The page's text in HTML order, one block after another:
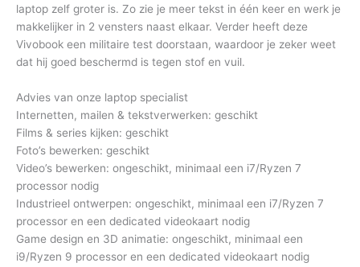
laptop zelf groter is. Zo zie je meer tekst in één keer en werk je
makkelijker in 2 vensters naast elkaar. Verder heeft deze
Vivobook een militaire test doorstaan, waardoor je zeker weet
dat hij goed beschermd is tegen stof en vuil.
Advies van onze laptop specialist
Internetten, mailen & tekstverwerken: geschikt
Films & series kijken: geschikt
Foto’s bewerken: geschikt
Video’s bewerken: ongeschikt, minimaal een i7/Ryzen 7
processor nodig
Industrieel ontwerpen: ongeschikt, minimaal een i7/Ryzen 7
processor en een dedicated videokaart nodig
Game design en 3D animatie: ongeschikt, minimaal een
i9/Ryzen 9 processor en een dedicated videokaart nodig